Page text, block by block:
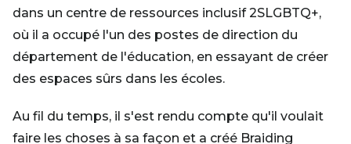
dans un centre de ressources inclusif 2SLGBTQ+,
où il a occupé l'un des postes de direction du
département de l'éducation, en essayant de créer
des espaces sûrs dans les écoles.
Au fil du temps, il s'est rendu compte qu'il voulait
faire les choses à sa façon et a créé Braiding